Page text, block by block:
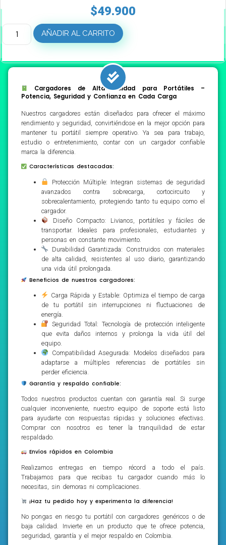
$49.900
AÑADIR AL CARRITO
Cargadores de Alta Calidad para Portátiles –
Potencia, Seguridad y Confianza en Cada Carga
Nuestros cargadores están diseñados para ofrecer el máximo
rendimiento y seguridad, convirtiéndose en la mejor opción para
mantener tu portátil siempre operativo. Ya sea para trabajo,
estudio o entretenimiento, contar con un cargador confiable
marca la diferencia.
Características destacadas:
Protección Múltiple: Integran sistemas de seguridad
avanzados contra sobrecarga, cortocircuito y
sobrecalentamiento, protegiendo tanto tu equipo como el
cargador.
Diseño Compacto: Livianos, portátiles y fáciles de
transportar. Ideales para profesionales, estudiantes y
personas en constante movimiento.
Durabilidad Garantizada: Construidos con materiales
de alta calidad, resistentes al uso diario, garantizando
una vida útil prolongada.
Beneficios de nuestros cargadores:
Carga Rápida y Estable: Optimiza el tiempo de carga
de tu portátil sin interrupciones ni fluctuaciones de
energía.
Seguridad Total: Tecnología de protección inteligente
que evita daños internos y prolonga la vida útil del
equipo.
Compatibilidad Asegurada: Modelos diseñados para
adaptarse a múltiples referencias de portátiles sin
perder eficiencia.
Garantía y respaldo confiable:
Todos nuestros productos cuentan con garantía real. Si surge
cualquier inconveniente, nuestro equipo de soporte está listo
para ayudarte con respuestas rápidas y soluciones efectivas.
Comprar con nosotros es tener la tranquilidad de estar
respaldado.
Envíos rápidos en Colombia
Realizamos entregas en tiempo récord a todo el país.
Trabajamos para que recibas tu cargador cuando más lo
necesitas, sin demoras ni complicaciones.
¡Haz tu pedido hoy y experimenta la diferencia!
No pongas en riesgo tu portátil con cargadores genéricos o de
baja calidad. Invierte en un producto que te ofrece potencia,
seguridad, garantía y el mejor respaldo en Colombia.